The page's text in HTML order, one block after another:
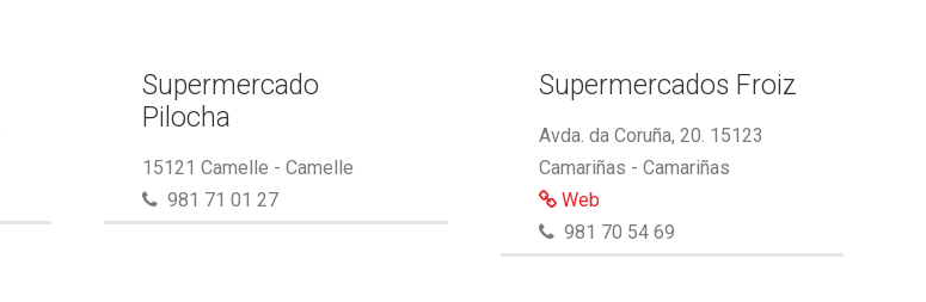
Supermercado
Pilocha
15121 Camelle - Camelle
981 71 01 27
Supermercados Froiz
Avda. da Coruña, 20. 15123
Camariñas - Camariñas
Web
981 70 54 69